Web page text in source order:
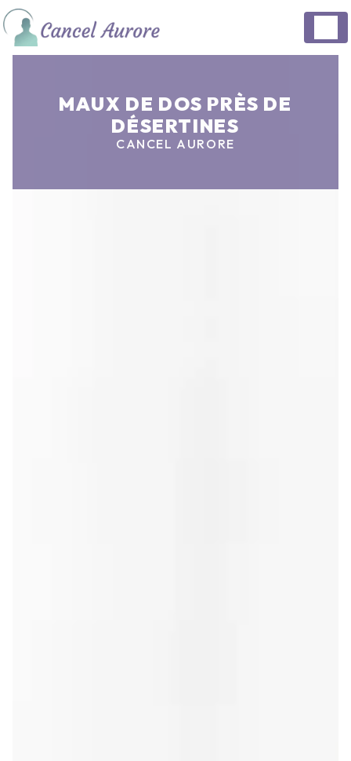
MAUX DE DOS PRÈS DE
DÉSERTINES
CANCEL AURORE
Panneau de gestion des cookies